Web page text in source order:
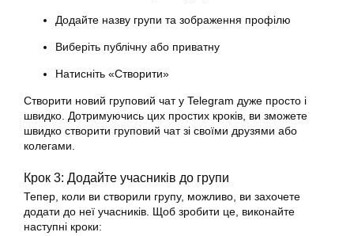
Додайте назву групи та зображення профілю
Виберіть публічну або приватну
Натисніть «Створити»
Створити новий груповий чат у Telegram дуже просто і
швидко. Дотримуючись цих простих кроків, ви зможете
швидко створити груповий чат зі своїми друзями або
колегами.
Крок 3: Додайте учасників до групи
Тепер, коли ви створили групу, можливо, ви захочете
додати до неї учасників. Щоб зробити це, виконайте
наступні кроки: